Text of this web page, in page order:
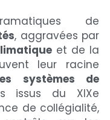
de
, aggravées par
leur racine
systèmes de
issus du XIXe
de collégialité,